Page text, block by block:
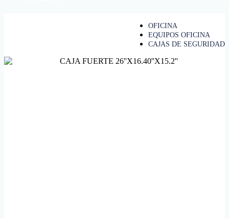
OFICINA
EQUIPOS OFICINA
CAJAS DE SEGURIDAD